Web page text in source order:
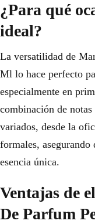
¿Para qué
ideal?
La versatilidad de
Ml lo hace perfecto
especialmente en
combinación de
variados, desde la
formales, asegurando
esencia única.
Ventajas de
De Parfum